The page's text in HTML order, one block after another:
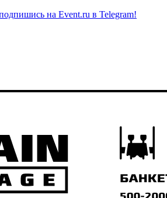
на Event.ru в Telegram!